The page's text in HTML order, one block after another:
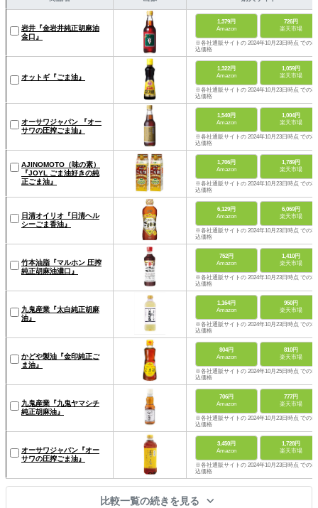
岩井『金岩井純正胡麻油
金口』
1,379円
Amazon
726円
楽天市場
※各社通販サイトの 2024年10月23日時点 での税
込価格
オットギ『ごま油』
1,322円
Amazon
1,059円
楽天市場
※各社通販サイトの 2024年10月23日時点 での税
込価格
オーサワジャパン 『オー
サワの圧搾ごま油』
1,540円
Amazon
1,004円
楽天市場
※各社通販サイトの 2024年10月23日時点 での税
込価格
AJINOMOTO（味の素）
『JOYL ごま油好きの純
正ごま油』
1,706円
Amazon
1,789円
楽天市場
※各社通販サイトの 2024年10月23日時点 での税
込価格
日清オイリオ『日清ヘル
シーごま香油』
6,129円
Amazon
6,069円
楽天市場
※各社通販サイトの 2024年10月23日時点 での税
込価格
竹本油脂『マルホン 圧搾
純正胡麻油濃口』
752円
Amazon
1,410円
楽天市場
※各社通販サイトの 2024年10月23日時点 での税
込価格
九鬼産業『太白純正胡麻
油』
1,164円
Amazon
950円
楽天市場
※各社通販サイトの 2024年10月23日時点 での税
込価格
かどや製油『金印純正ご
ま油』
804円
Amazon
810円
楽天市場
※各社通販サイトの 2024年10月25日時点 での税
込価格
九鬼産業『九鬼ヤマシチ
純正胡麻油』
706円
Amazon
777円
楽天市場
※各社通販サイトの 2024年10月23日時点 での税
込価格
オーサワジャパン『オー
サワの圧搾ごま油』
3,450円
Amazon
1,728円
楽天市場
※各社通販サイトの 2024年10月23日時点 での税
込価格
比較一覧の続きを見る